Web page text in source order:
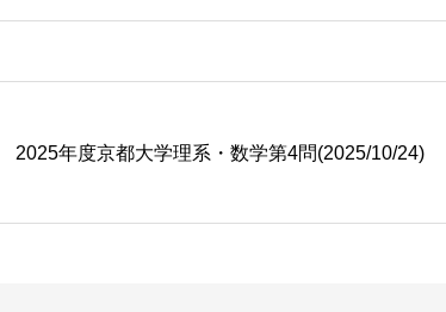
2025年度京都大学理系・数学第4問(2025/10/24)